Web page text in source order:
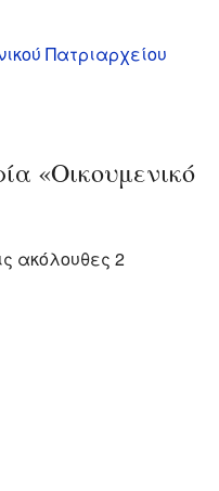
Πατριαρχείου
«Οικουμενικό
ακόλουθες 2